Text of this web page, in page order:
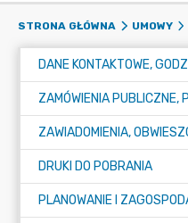
STRONA GŁÓWNA UMOWY
DRUKI DO POBRANIA